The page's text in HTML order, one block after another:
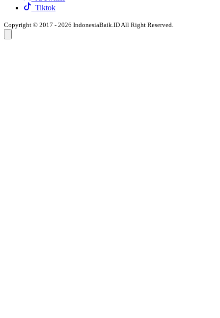
Tiktok
Copyright © 2017 - 2026 IndonesiaBaik.ID All Right Reserved.